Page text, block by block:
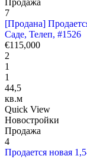
7
[Продана]
Саде, Телеп, #1526
€115,000
2
1
1
44,5
кв.м
Quick View
Новостройки
Продажа
4
Продается новая